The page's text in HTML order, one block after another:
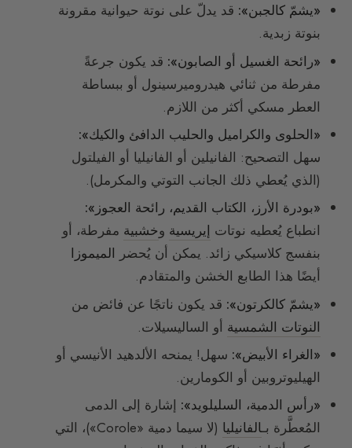
«يشمّ كالجبن»: قد يدلّ على نوتة حيوانية مقرونة
بنوتة زبدية.
«رائحة الغسيل أو الصابون»: قد يكون جرعةً
مفرطة من ثنائي هيدروميرسينول أو ببساطة
العطر مسكي أكثر من اللازم.
«الحلوى والكراميل والحليب الدافئ والكيك»:
سهل التصحيح: الفانيلين أو الفانيليا أو الفيلتول
(الذي يُعطي ذلك الجانب التوتي والمكرمل).
«بودرة الأرز، الكتاب القديم، رائحة العجوز»:
انطباع يُعطيه نوتات إيريسية وخشبية مفرطة، أو
بنفسج كلاسيكي زائد. يمكن أن يُحضر الميموزا
أيضًا هذا الطابع الخشن والمتقادم.
«يشمّ كالكرتون»: قد يكون ناتجًا عن فائض من
النوتات الشمسية أو الساليسيلات.
«الغراء الأبيض»: سهل! يمنحه الألدهيد الأنيسي أو
الهيليوتروبين أو الكومارين.
«رأس الدمية، السليلويد»: إشارة إلى الدمى
المُعطَّرة بـالفانيليا
(لا سيما دمية «Corole»)، التي